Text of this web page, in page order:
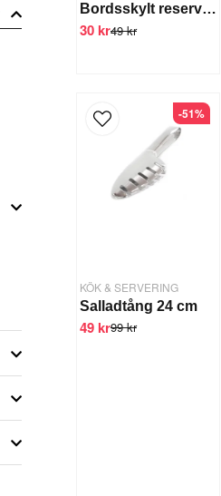
Bordsskylt reserverad
49 kr
30 kr
KÖK & SERVERING
Salladtång 24 cm
99 kr
49 kr
-51%